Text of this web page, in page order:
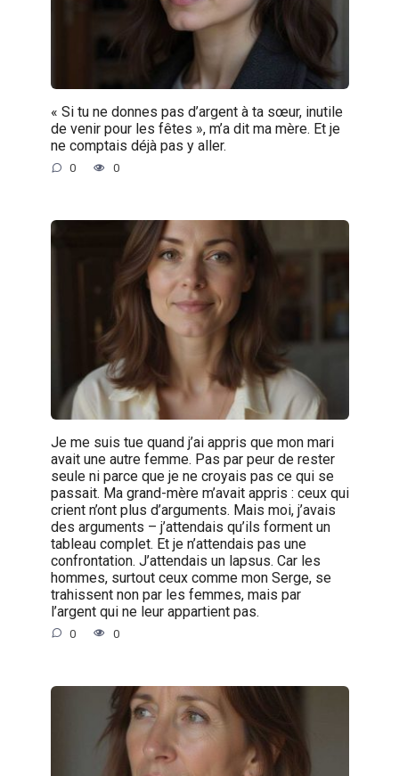
« Si tu ne donnes pas d’argent à ta sœur, inutile
de venir pour les fêtes », m’a dit ma mère. Et je
ne comptais déjà pas y aller.
0 0
Je me suis tue quand j’ai appris que mon mari
avait une autre femme. Pas par peur de rester
seule ni parce que je ne croyais pas ce qui se
passait. Ma grand-mère m’avait appris : ceux qui
crient n’ont plus d’arguments. Mais moi, j’avais
des arguments – j’attendais qu’ils forment un
tableau complet. Et je n’attendais pas une
confrontation. J’attendais un lapsus. Car les
hommes, surtout ceux comme mon Serge, se
trahissent non par les femmes, mais par
l’argent qui ne leur appartient pas.
0 0